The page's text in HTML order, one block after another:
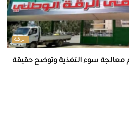
الرقة
معالجة سوء التغذية وتوضح حقيقة